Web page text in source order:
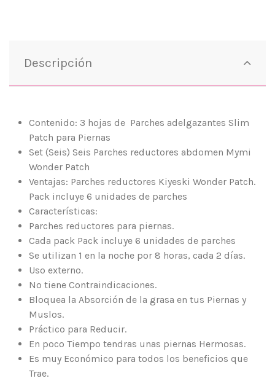
Descripción
Contenido: 3 hojas de Parches adelgazantes Slim
Patch para Piernas
Set (Seis) Seis Parches reductores abdomen Mymi
Wonder Patch
Ventajas: Parches reductores Kiyeski Wonder Patch.
Pack incluye 6 unidades de parches
Características:
Parches reductores para piernas.
Cada pack Pack incluye 6 unidades de parches
Se utilizan 1 en la noche por 8 horas, cada 2 días.
Uso externo.
No tiene Contraindicaciones.
Bloquea la Absorción de la grasa en tus Piernas y
Muslos.
Práctico para Reducir.
En poco Tiempo tendras unas piernas Hermosas.
Es muy Económico para todos los beneficios que
Trae.